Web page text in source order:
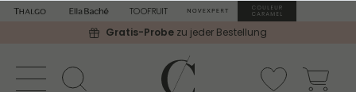
Gratis-Probe zu jeder Bestellung